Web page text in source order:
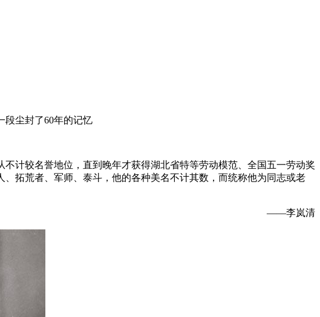
段尘封了60年的记忆
计较名誉地位，直到晚年才获得湖北省特等劳动模范、全国五一劳动奖
拓荒者、军师、泰斗，他的各种美名不计其数，而统称他为同志或老
——李岚清